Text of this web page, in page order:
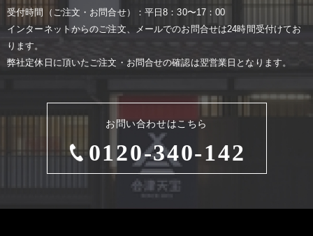
お問い合わせはこちら
0120-340-142
受付時間（ご注⽂・お問合せ）：平⽇8：30〜17：00
インターネットからのご注⽂、メールでのお問合せは24時間受付けてお
ります。
弊社定休⽇に頂いたご注⽂・お問合せの確認は翌営業⽇となります。